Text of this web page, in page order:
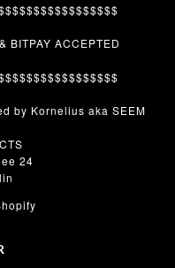
BITPAY ACCEPTED
by Kornelius aka SEEM
24